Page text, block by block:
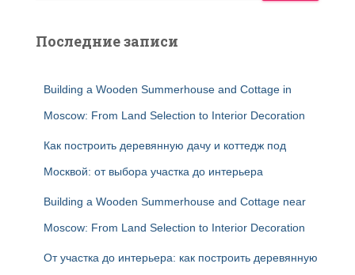
Последние записи
Building a Wooden Summerhouse and Cottage in
Moscow: From Land Selection to Interior Decoration
Как построить деревянную дачу и коттедж под
Москвой: от выбора участка до интерьера
Building a Wooden Summerhouse and Cottage near
Moscow: From Land Selection to Interior Decoration
От участка до интерьера: как построить деревянную